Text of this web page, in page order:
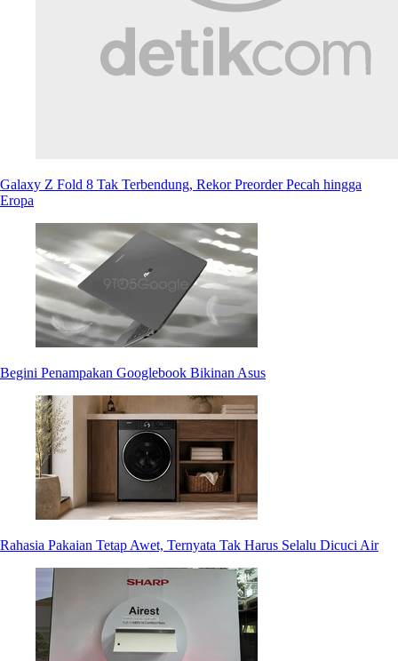
Galaxy Z Fold 8 Tak Terbendung, Rekor Preorder Pecah hingga
Eropa
Begini Penampakan Googlebook Bikinan Asus
Rahasia Pakaian Tetap Awet, Ternyata Tak Harus Selalu Dicuci Air